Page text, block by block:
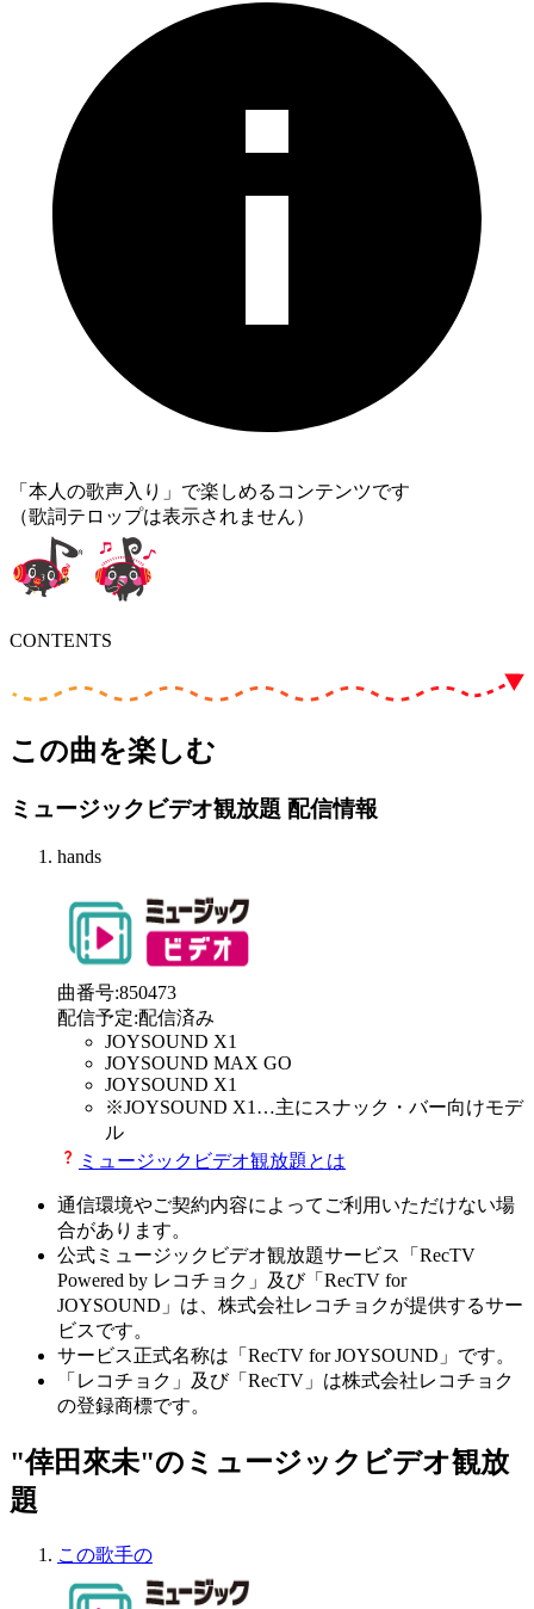
「本人の歌声入り」で楽しめるコンテンツです
（歌詞テロップは表示されません）
CONTENTS
この曲を楽しむ
ミュージックビデオ観放題 配信情報
hands
曲番号:850473
配信予定:配信済み
JOYSOUND X1
JOYSOUND MAX GO
JOYSOUND X1
※JOYSOUND X1 …主にスナック・バー向けモデ
ル
ミュージックビデオ観放題とは
通信環境やご契約内容によってご利用いただけない場
合があります。
公式ミュージックビデオ観放題サービス「RecTV
Powered by レコチョク」及び「RecTV for
JOYSOUND」は、株式会社レコチョクが提供するサー
ビスです。
サービス正式名称は「RecTV for JOYSOUND」です。
「レコチョク」及び「RecTV」は株式会社レコチョク
の登録商標です。
"倖田來未"のミュージックビデオ観放
題
この歌手の